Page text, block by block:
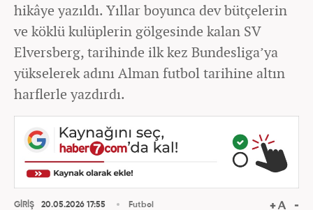
hikâye yazıldı. Yıllar boyunca dev bütçelerin
ve köklü kulüplerin gölgesinde kalan SV
Elversberg, tarihinde ilk kez Bundesliga’ya
yükselerek adını Alman futbol tarihine altın
harflerle yazdırdı.
GİRİŞ
20.05.2026 17:55
Futbol